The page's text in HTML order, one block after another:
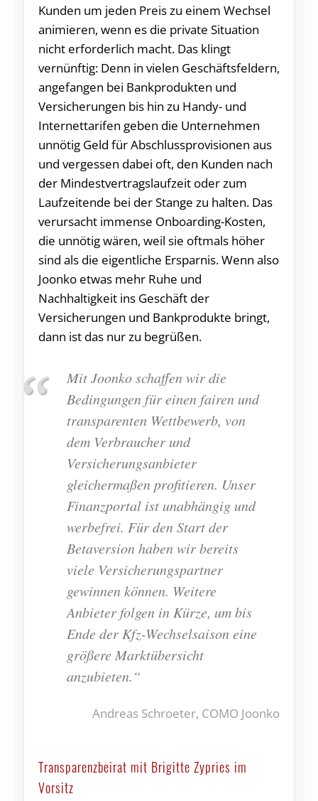
Kunden um jeden Preis zu einem Wechsel
animieren, wenn es die private Situation
nicht erforderlich macht. Das klingt
vernünftig: Denn in vielen Geschäftsfeldern,
angefangen bei Bankprodukten und
Versicherungen bis hin zu Handy- und
Internettarifen geben die Unternehmen
unnötig Geld für Abschlussprovisionen aus
und vergessen dabei oft, den Kunden nach
der Mindestvertragslaufzeit oder zum
Laufzeitende bei der Stange zu halten. Das
verursacht immense Onboarding-Kosten,
die unnötig wären, weil sie oftmals höher
sind als die eigentliche Ersparnis. Wenn also
Joonko etwas mehr Ruhe und
Nachhaltigkeit ins Geschäft der
Versicherungen und Bankprodukte bringt,
dann ist das nur zu begrüßen.
Mit Joonko schaffen wir die
Bedingungen für einen fairen und
transparenten Wettbewerb, von
dem Verbraucher und
Versicherungsanbieter
gleichermaßen profitieren. Unser
Finanzportal ist unabhängig und
werbefrei. Für den Start der
Betaversion haben wir bereits
viele Versicherungspartner
gewinnen können. Weitere
Anbieter folgen in Kürze, um bis
Ende der Kfz-Wechselsaison eine
größere Marktübersicht
anzubieten.“
Andreas Schroeter, COMO Joonko
Transparenzbeirat mit Brigitte Zypries im
Vorsitz